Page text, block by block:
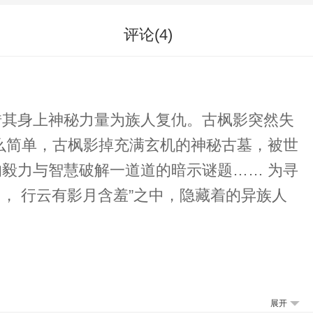
评论(4)
身上神秘力量为族人复仇。古枫影突然失
与智慧破解一道道的暗示谜题…… 为寻
行云有影月含羞”之中，隐藏着的异族人
展开